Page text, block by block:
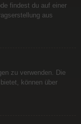
findest du auf einer
aus
zu verwenden. Die
können über